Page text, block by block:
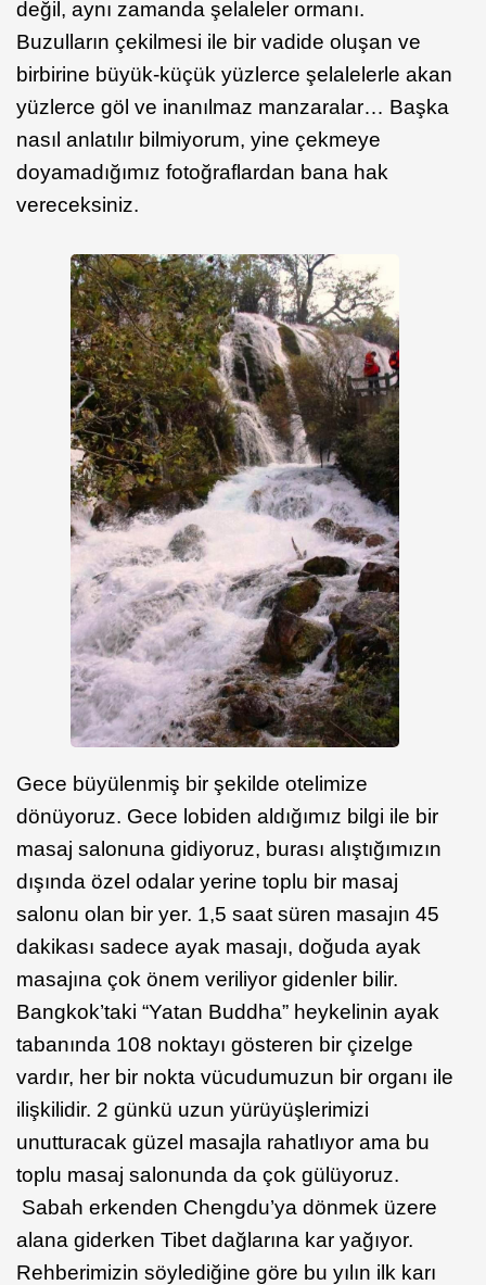
değil, aynı zamanda şelaleler ormanı.
Buzulların çekilmesi ile bir vadide oluşan ve
birbirine büyük-küçük yüzlerce şelalelerle akan
yüzlerce göl ve inanılmaz manzaralar… Başka
nasıl anlatılır bilmiyorum, yine çekmeye
doyamadığımız fotoğraflardan bana hak
vereceksiniz.
Gece büyülenmiş bir şekilde otelimize
dönüyoruz. Gece lobiden aldığımız bilgi ile bir
masaj salonuna gidiyoruz, burası alıştığımızın
dışında özel odalar yerine toplu bir masaj
salonu olan bir yer. 1,5 saat süren masajın 45
dakikası sadece ayak masajı, doğuda ayak
masajına çok önem veriliyor gidenler bilir.
Bangkok’taki “Yatan Buddha” heykelinin ayak
tabanında 108 noktayı gösteren bir çizelge
vardır, her bir nokta vücudumuzun bir organı ile
ilişkilidir. 2 günkü uzun yürüyüşlerimizi
unutturacak güzel masajla rahatlıyor ama bu
toplu masaj salonunda da çok gülüyoruz.
Sabah erkenden Chengdu’ya dönmek üzere
alana giderken Tibet dağlarına kar yağıyor.
Rehberimizin söylediğine göre bu yılın ilk karı